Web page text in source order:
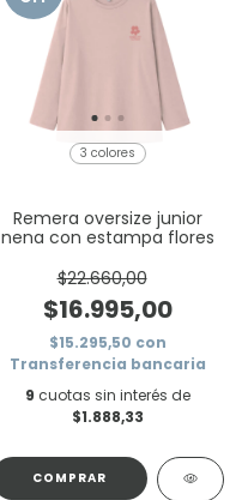
3 colores
Remera oversize junior
nena con estampa flores
$22.660,00
$16.995,00
$15.295,50 con
Transferencia bancaria
9 cuotas sin interés de
$1.888,33
COMPRAR